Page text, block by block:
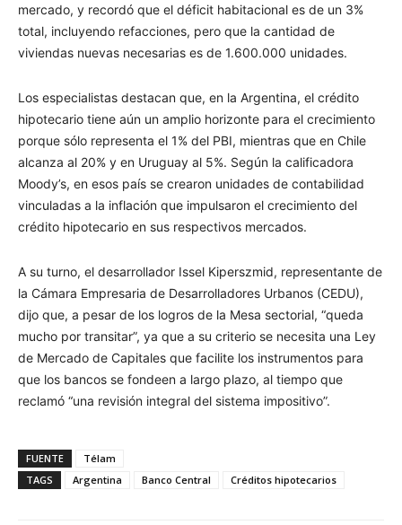
mercado, y recordó que el déficit habitacional es de un 3%
total, incluyendo refacciones, pero que la cantidad de
viviendas nuevas necesarias es de 1.600.000 unidades.
Los especialistas destacan que, en la Argentina, el crédito
hipotecario tiene aún un amplio horizonte para el crecimiento
porque sólo representa el 1% del PBI, mientras que en Chile
alcanza al 20% y en Uruguay al 5%. Según la calificadora
Moody’s, en esos país se crearon unidades de contabilidad
vinculadas a la inflación que impulsaron el crecimiento del
crédito hipotecario en sus respectivos mercados.
A su turno, el desarrollador Issel Kiperszmid, representante de
la Cámara Empresaria de Desarrolladores Urbanos (CEDU),
dijo que, a pesar de los logros de la Mesa sectorial, “queda
mucho por transitar”, ya que a su criterio se necesita una Ley
de Mercado de Capitales que facilite los instrumentos para
que los bancos se fondeen a largo plazo, al tiempo que
reclamó “una revisión integral del sistema impositivo”.
FUENTE
Télam
TAGS
Argentina Banco Central Créditos hipotecarios